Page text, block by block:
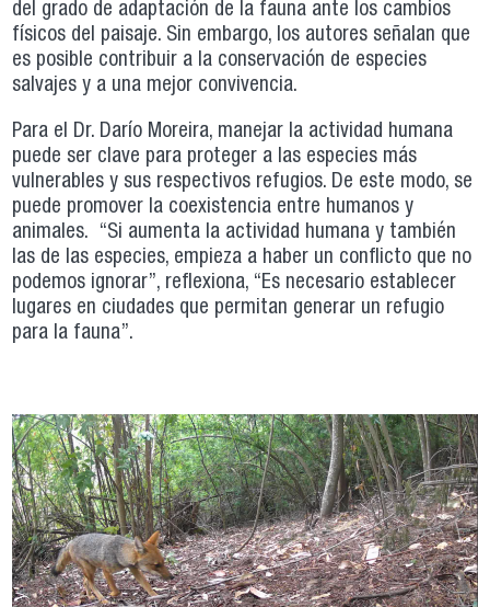
del grado de adaptación de la fauna ante los cambios
físicos del paisaje. Sin embargo, los autores señalan que
es posible contribuir a la conservación de especies
salvajes y a una mejor convivencia.
Para el Dr. Darío Moreira, manejar la actividad humana
puede ser clave para proteger a las especies más
vulnerables y sus respectivos refugios. De este modo, se
puede promover la coexistencia entre humanos y
animales. “Si aumenta la actividad humana y también
las de las especies, empieza a haber un conflicto que no
podemos ignorar”, reflexiona, “Es necesario establecer
lugares en ciudades que permitan generar un refugio
para la fauna”.